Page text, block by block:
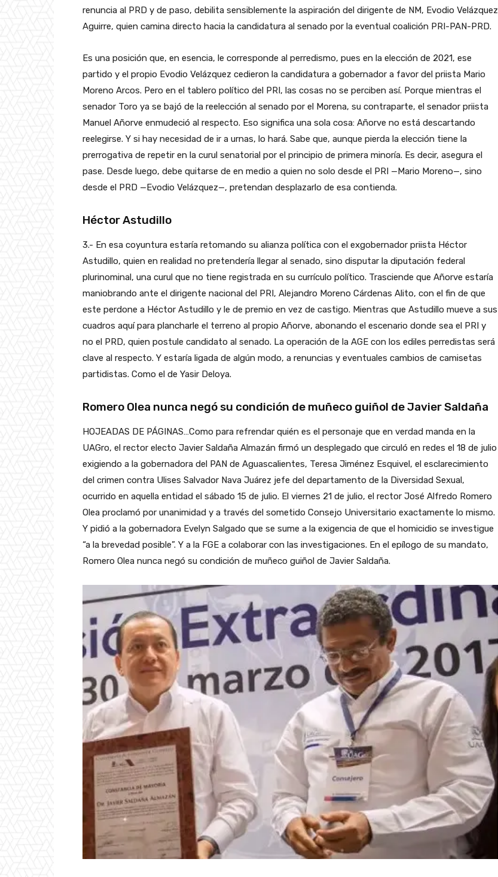
renuncia al PRD y de paso, debilita sensiblemente la aspiración del dirigente de NM, Evodio Velázquez
Aguirre, quien camina directo hacia la candidatura al senado por la eventual coalición PRI-PAN-PRD.
Es una posición que, en esencia, le corresponde al perredismo, pues en la elección de 2021, ese
partido y el propio Evodio Velázquez cedieron la candidatura a gobernador a favor del priista Mario
Moreno Arcos. Pero en el tablero político del PRI, las cosas no se perciben así. Porque mientras el
senador Toro ya se bajó de la reelección al senado por el Morena, su contraparte, el senador priista
Manuel Añorve enmudeció al respecto. Eso significa una sola cosa: Añorve no está descartando
reelegirse. Y si hay necesidad de ir a urnas, lo hará. Sabe que, aunque pierda la elección tiene la
prerrogativa de repetir en la curul senatorial por el principio de primera minoría. Es decir, asegura el
pase. Desde luego, debe quitarse de en medio a quien no solo desde el PRI —Mario Moreno—, sino
desde el PRD —Evodio Velázquez—, pretendan desplazarlo de esa contienda.
Héctor Astudillo
3.- En esa coyuntura estaría retomando su alianza política con el exgobernador priista Héctor
Astudillo, quien en realidad no pretendería llegar al senado, sino disputar la diputación federal
plurinominal, una curul que no tiene registrada en su currículo político. Trasciende que Añorve estaría
maniobrando ante el dirigente nacional del PRI, Alejandro Moreno Cárdenas Alito, con el fin de que
este perdone a Héctor Astudillo y le de premio en vez de castigo. Mientras que Astudillo mueve a sus
cuadros aquí para plancharle el terreno al propio Añorve, abonando el escenario donde sea el PRI y
no el PRD, quien postule candidato al senado. La operación de la AGE con los ediles perredistas será
clave al respecto. Y estaría ligada de algún modo, a renuncias y eventuales cambios de camisetas
partidistas. Como el de Yasir Deloya.
Romero Olea nunca negó su condición de muñeco guiñol de Javier Saldaña
HOJEADAS DE PÁGINAS…Como para refrendar quién es el personaje que en verdad manda en la
UAGro, el rector electo Javier Saldaña Almazán firmó un desplegado que circuló en redes el 18 de julio
exigiendo a la gobernadora del PAN de Aguascalientes, Teresa Jiménez Esquivel, el esclarecimiento
del crimen contra Ulises Salvador Nava Juárez jefe del departamento de la Diversidad Sexual,
ocurrido en aquella entidad el sábado 15 de julio. El viernes 21 de julio, el rector José Alfredo Romero
Olea proclamó por unanimidad y a través del sometido Consejo Universitario exactamente lo mismo.
Y pidió a la gobernadora Evelyn Salgado que se sume a la exigencia de que el homicidio se investigue
“a la brevedad posible”. Y a la FGE a colaborar con las investigaciones. En el epílogo de su mandato,
Romero Olea nunca negó su condición de muñeco guiñol de Javier Saldaña.